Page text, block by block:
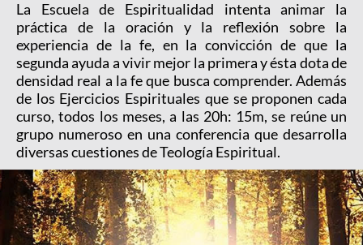
La Escuela de Espiritualidad intenta animar la
práctica de la oración y la reflexión sobre la
experiencia de la fe, en la convicción de que la
segunda ayuda a vivir mejor la primera y ésta dota de
densidad real a la fe que busca comprender. Además
de los Ejercicios Espirituales que se proponen cada
curso, todos los meses, a las 20h: 15m, se reúne un
grupo numeroso en una conferencia que desarrolla
diversas cuestiones de Teología Espiritual.